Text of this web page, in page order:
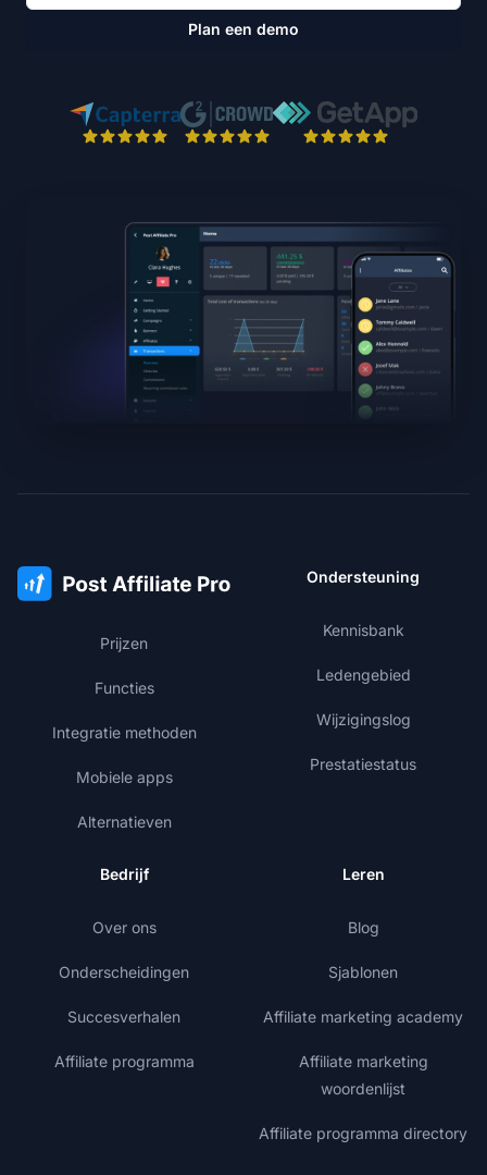
Plan een demo
Prijzen
Functies
Integratie methoden
Mobiele apps
Alternatieven
Ondersteuning
Kennisbank
Ledengebied
Wijzigingslog
Prestatiestatus
Bedrijf
Over ons
Onderscheidingen
Succesverhalen
Affiliate programma
Leren
Blog
Sjablonen
Affiliate marketing academy
Affiliate marketing
woordenlijst
Affiliate programma directory